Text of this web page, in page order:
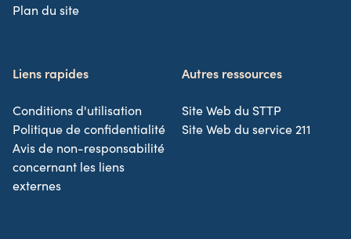
Plan du site
Liens rapides
Conditions d'utilisation
Politique de confidentialité
Avis de non-responsabilité
concernant les liens
externes
Autres ressources
Site Web du STTP
Site Web du service 211